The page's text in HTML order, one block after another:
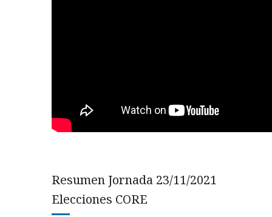
Resumen Jornada 23/11/2021
Elecciones CORE